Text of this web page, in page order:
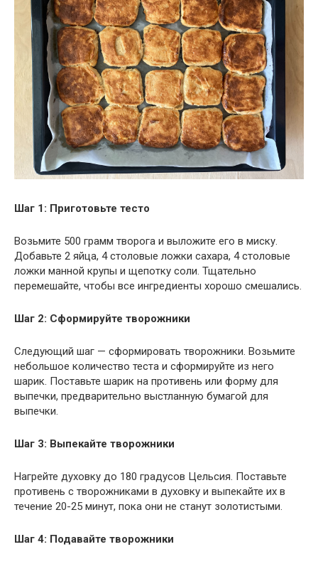
Шаг 1: Приготовьте тесто
Возьмите 500 грамм творога и выложите его в миску.
Добавьте 2 яйца, 4 столовые ложки сахара, 4 столовые
ложки манной крупы и щепотку соли. Тщательно
перемешайте, чтобы все ингредиенты хорошо смешались.
Шаг 2: Сформируйте творожники
Следующий шаг — сформировать творожники. Возьмите
небольшое количество теста и сформируйте из него
шарик. Поставьте шарик на противень или форму для
выпечки, предварительно выстланную бумагой для
выпечки.
Шаг 3: Выпекайте творожники
Нагрейте духовку до 180 градусов Цельсия. Поставьте
противень с творожниками в духовку и выпекайте их в
течение 20-25 минут, пока они не станут золотистыми.
Шаг 4: Подавайте творожники